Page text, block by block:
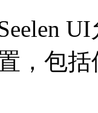
UI
，包